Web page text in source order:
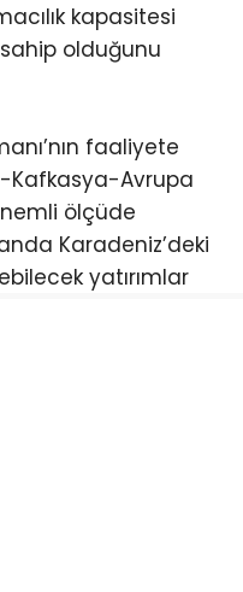
kapasitesi
olduğunu
faaliyete
Kafkasya-Avrupa
ölçüde
Karadeniz’deki
yatırımlar